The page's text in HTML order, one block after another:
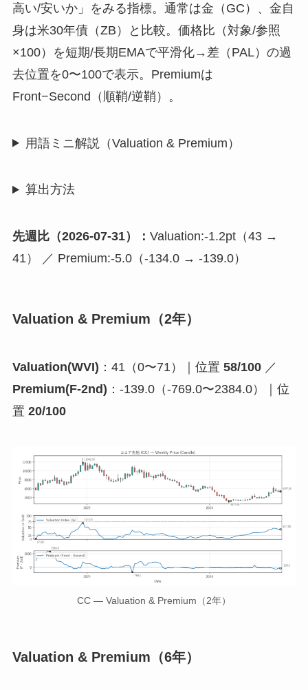
高い/安いか」をみる指標。通常は金（GC）、金自
身は米30年債（ZB）と比較。価格比（対象/参照
×100）を短期/長期EMAで平滑化→差（PAL）の過
去位置を0〜100で表示。Premiumは
Front−Second（順鞘/逆鞘）。
用語ミニ解説（Valuation & Premium）
算出方法
先週比（2026-07-31）： Valuation:-1.2pt（43 →
41） ／ Premium:-5.0（-134.0 → -139.0）
Valuation & Premium（2年）
Valuation(WVI) ：41（0〜71）｜位置 58/100／
Premium(F-2nd) ：-139.0（-769.0〜2384.0）｜位
置 20/100
CC — Valuation & Premium（2年）
Valuation & Premium（6年）